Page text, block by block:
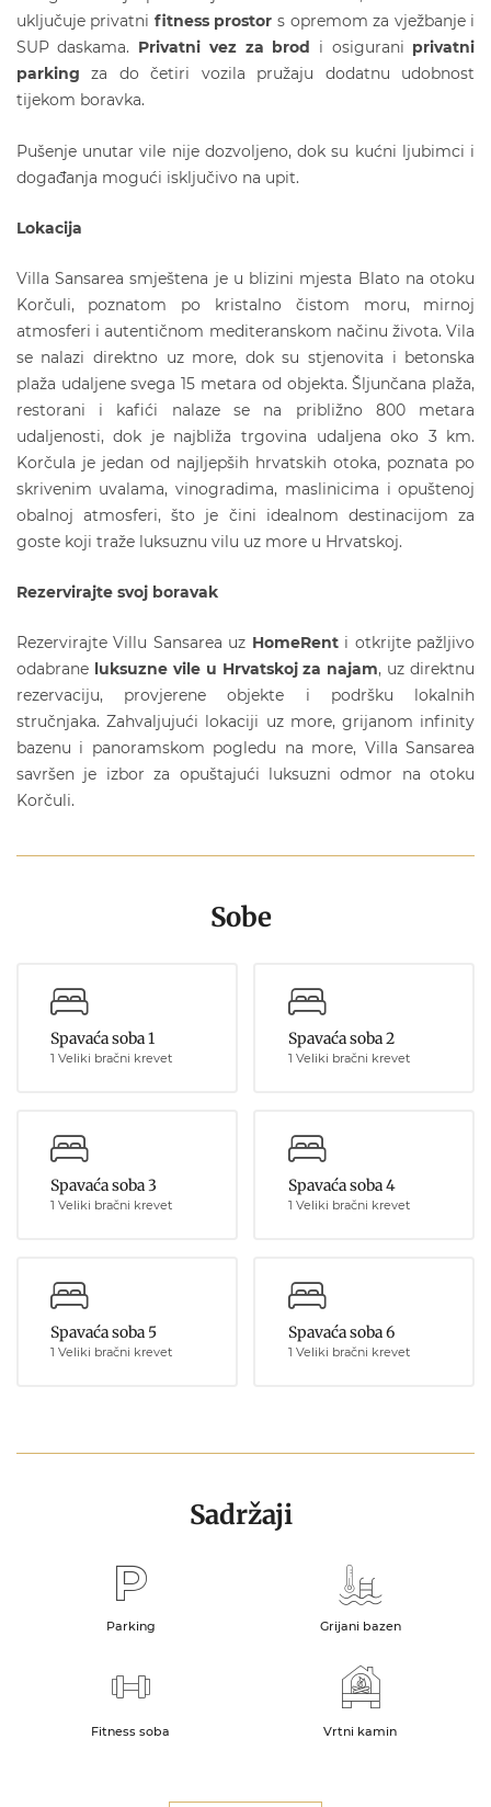
uključuje privatni fitness prostor s opremom za vježbanje i
SUP daskama. Privatni vez za brod i osigurani privatni
parking za do četiri vozila pružaju dodatnu udobnost
tijekom boravka.
Pušenje unutar vile nije dozvoljeno, dok su kućni ljubimci i
događanja mogući isključivo na upit.
Lokacija
Villa Sansarea smještena je u blizini mjesta Blato na otoku
Korčuli, poznatom po kristalno čistom moru, mirnoj
atmosferi i autentičnom mediteranskom načinu života. Vila
se nalazi direktno uz more, dok su stjenovita i betonska
plaža udaljene svega 15 metara od objekta. Šljunčana plaža,
restorani i kafići nalaze se na približno 800 metara
udaljenosti, dok je najbliža trgovina udaljena oko 3 km.
Korčula je jedan od najljepših hrvatskih otoka, poznata po
skrivenim uvalama, vinogradima, maslinicima i opuštenoj
obalnoj atmosferi, što je čini idealnom destinacijom za
goste koji traže luksuznu vilu uz more u Hrvatskoj.
Rezervirajte svoj boravak
Rezervirajte Villu Sansarea uz HomeRent i otkrijte pažljivo
odabrane
luksuzne vile u Hrvatskoj za najam, uz direktnu
rezervaciju, provjerene objekte i podršku lokalnih
stručnjaka. Zahvaljujući lokaciji uz more, grijanom infinity
bazenu i panoramskom pogledu na more, Villa Sansarea
savršen je izbor za opuštajući luksuzni odmor na otoku
Korčuli.
Sobe
Spavaća soba 1
1 Veliki bračni krevet
Spavaća soba 2
1 Veliki bračni krevet
Spavaća soba 3
1 Veliki bračni krevet
Spavaća soba 4
1 Veliki bračni krevet
Spavaća soba 5
1 Veliki bračni krevet
Spavaća soba 6
1 Veliki bračni krevet
Sadržaji
Parking Grijani bazen
Fitness soba Vrtni kamin